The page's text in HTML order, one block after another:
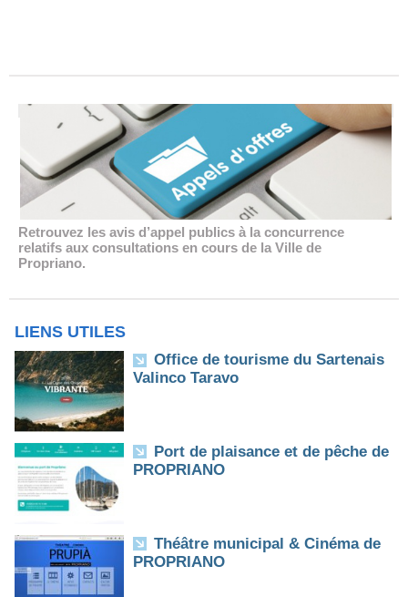
Retrouvez les avis d’appel publics à la concurrence
relatifs aux consultations en cours de la Ville de
Propriano.
LIENS UTILES
Office de tourisme du Sartenais
Valinco Taravo
Port de plaisance et de pêche de
PROPRIANO
Théâtre municipal & Cinéma de
PROPRIANO